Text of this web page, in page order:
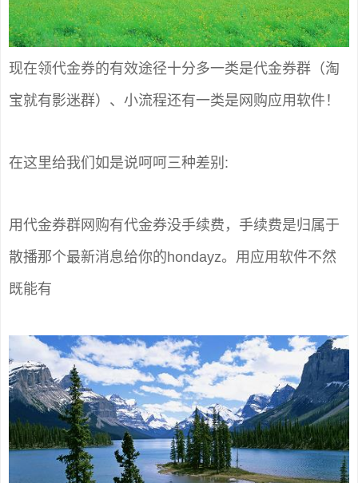
现在领代金券的有效途径十分多一类是代金券群（淘
宝就有影迷群）、小流程还有一类是网购应用软件！
在这里给我们如是说呵呵三种差别:
用代金券群网购有代金券没手续费，手续费是归属于
散播那个最新消息给你的hondayz。用应用软件不然
既能有